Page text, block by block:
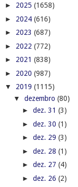
► 2025 (1658)
► 2024 (616)
► 2023 (687)
► 2022 (772)
► 2021 (838)
► 2020 (987)
▼ 2019 (1115)
▼ dezembro (80)
► dez. 31 (3)
► dez. 30 (1)
► dez. 29 (3)
► dez. 28 (1)
► dez. 27 (4)
► dez. 26 (2)